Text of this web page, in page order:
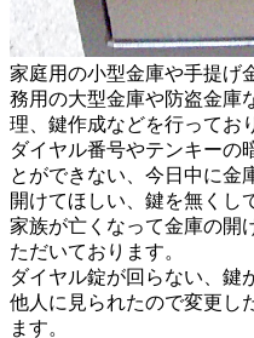
家庭用の小型金庫や手提げ
務用の大型金庫や防盗金庫
理、鍵作成などを行ってお
ダイヤル番号やテンキーの
とができない、今日中に金
開けてほしい、鍵を無くし
家族が亡くなって金庫の開
ただいております。
ダイヤル錠が回らない、鍵
他人に見られたので変更し
ます。